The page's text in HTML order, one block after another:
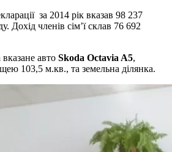
за 2014 рік вказав 98 237
Дохід членів сім’ї склав 76 692
авто Skoda Octavia A5,
103,5 м.кв., та земельна ділянка.